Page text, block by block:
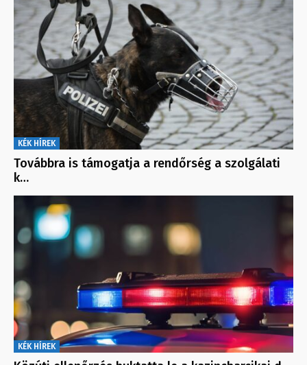
KÉK HÍREK
Továbbra is támogatja a rendőrség a szolgálati
k…
KÉK HÍREK